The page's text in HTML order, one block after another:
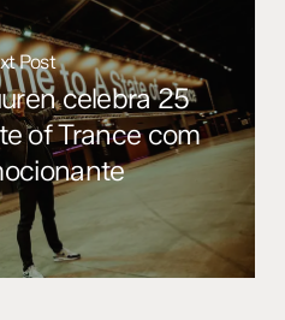
Post
celebra 25
of Trance com